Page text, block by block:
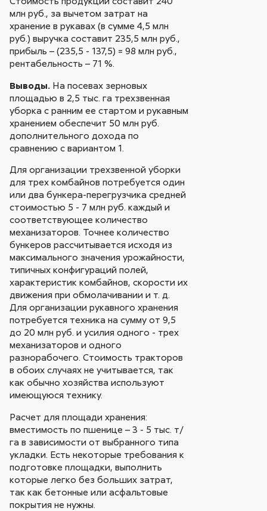
млн руб., за вычетом затрат на
хранение в рукавах (в сумме 4,5 млн
руб.) выручка составит 235,5 млн руб.,
прибыль – (235,5 - 137,5) = 98 млн руб.,
рентабельность – 71 %.
Выводы. На посевах зерновых
площадью в 2,5 тыс. га трехзвенная
уборка с ранним ее стартом и рукавным
хранением обеспечит 50 млн руб.
дополнительного дохода по
сравнению с вариантом 1.
Для организации трехзвенной уборки
для трех комбайнов потребуется один
или два бункера-перегрузчика средней
стоимостью 5 - 7 млн руб. каждый и
соответствующее количество
механизаторов. Точнее количество
бункеров рассчитывается исходя из
максимального значения урожайности,
типичных конфигураций полей,
характеристик комбайнов, скорости их
движения при обмолачивании и т. д.
Для организации рукавного хранения
потребуется техника на сумму от 9,5
до 20 млн руб. и усилия одного - трех
механизаторов и одного
разнорабочего. Стоимость тракторов
в обоих случаях не учитывается, так
как обычно хозяйства используют
имеющуюся технику.
Расчет для площади хранения:
вместимость по пшенице – 3 - 5 тыс. т/
га в зависимости от выбранного типа
укладки. Есть некоторые требования к
подготовке площадки, выполнить
которые легко без больших затрат,
так как бетонные или асфальтовые
покрытия не нужны.